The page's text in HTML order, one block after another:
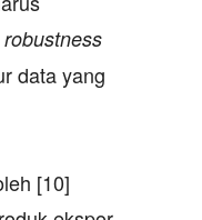
robustness
data yang
[10]